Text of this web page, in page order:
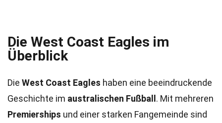
Die West Coast Eagles im
Überblick
Die West Coast Eagles haben eine beeindruckende
Geschichte im australischen Fußball . Mit mehreren
Premierships und einer starken Fangemeinde sind